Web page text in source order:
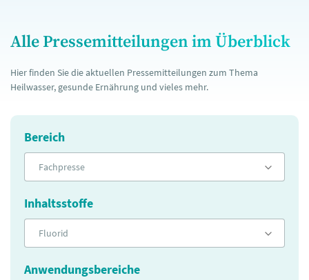
Alle Pressemitteilungen im Überblick
Hier finden Sie die aktuellen Pressemitteilungen zum Thema
Heilwasser, gesunde Ernährung und vieles mehr.
Bereich
Fachpresse
Inhaltsstoffe
Fluorid
Anwendungsbereiche